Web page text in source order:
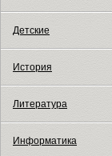
Детские
История
Литература
Информатика